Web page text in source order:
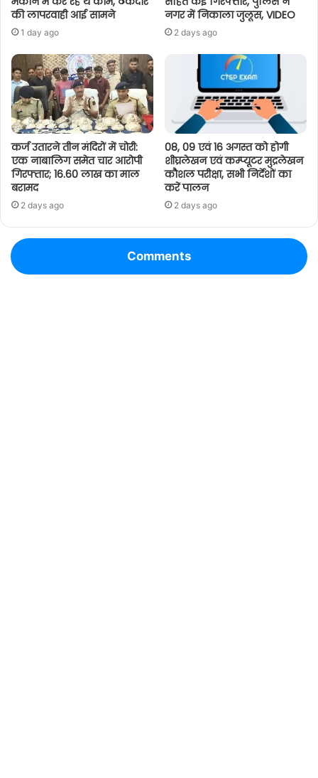
की लापरवाही आई सामने
1 day ago
नगर में निकाला जुलूस, VIDEO
2 days ago
कर्ज उतारने तीन मंदिरों में चोरी:
एक नाबालिग समेत चार आरोपी
गिरफ्तार; 16.60 लाख का माल
बरामद
2 days ago
08, 09 एवं 16 अगस्त को होगी
शीघ्रलेखन एवं कम्प्यूटर मुद्रलेखन
कौशल परीक्षा, सभी निर्देशों का
करें पालन
2 days ago
Comments